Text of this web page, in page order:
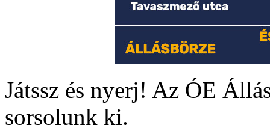
Játssz és nyerj! Az ÓE
sorsolunk ki.